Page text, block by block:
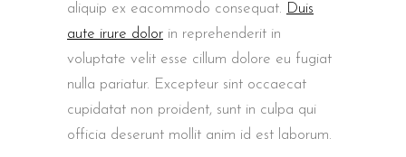
aliquip ex eacommodo consequat. Duis
aute irure dolor in reprehenderit in
voluptate velit esse cillum dolore eu fugiat
nulla pariatur. Excepteur sint occaecat
cupidatat non proident, sunt in culpa qui
officia deserunt mollit anim id est laborum.